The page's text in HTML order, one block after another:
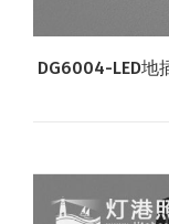
DG6004-LED地